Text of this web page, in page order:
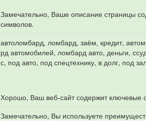
Замечательно, Ваше описание страницы
символов.
автоломбард, ломбард, заём, кредит,
рд автомобилей, ломбард авто, деньги,
с, под авто, под спецтехнику, в долг, под
Хорошо, Ваш веб-сайт содержит ключевые
Замечательно, Вы используете